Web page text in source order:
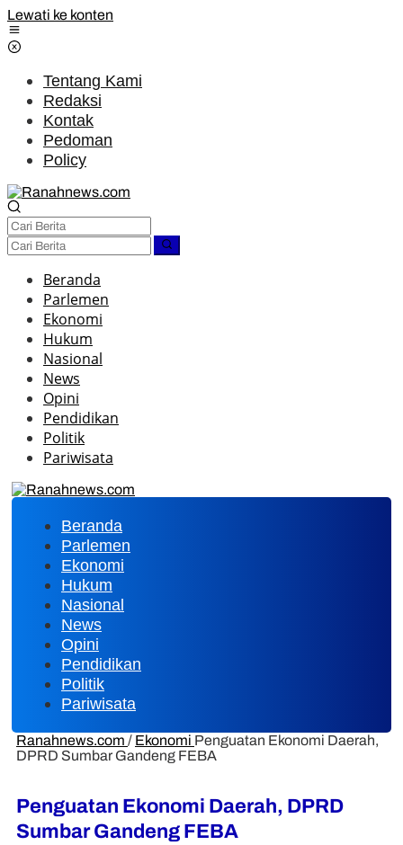
Lewati ke konten
Tentang Kami
Redaksi
Kontak
Pedoman
Policy
Beranda
Parlemen
Ekonomi
Hukum
Nasional
News
Opini
Pendidikan
Politik
Pariwisata
Beranda
Parlemen
Ekonomi
Hukum
Nasional
News
Opini
Pendidikan
Politik
Pariwisata
Ranahnews.com / Ekonomi Penguatan Ekonomi Daerah,
DPRD Sumbar Gandeng FEBA
Penguatan Ekonomi Daerah, DPRD
Sumbar Gandeng FEBA